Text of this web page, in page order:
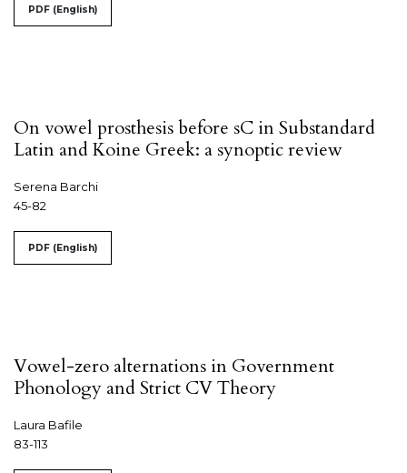
PDF (English)
On vowel prosthesis before sC in Substandard
Latin and Koine Greek: a synoptic review
Serena Barchi
45-82
PDF (English)
Vowel-zero alternations in Government
Phonology and Strict CV Theory
Laura Bafile
83-113